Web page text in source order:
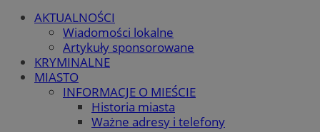
AKTUALNOŚCI
Wiadomości lokalne
Artykuły sponsorowane
KRYMINALNE
MIASTO
INFORMACJE O MIEŚCIE
Historia miasta
Ważne adresy i telefony